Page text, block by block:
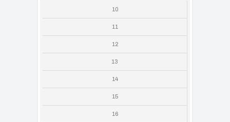
10
11
12
13
14
15
16